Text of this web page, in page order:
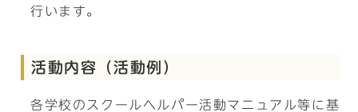
行います。
活動内容（活動例）
各学校のスクールヘルパー活動マニュアル等に基